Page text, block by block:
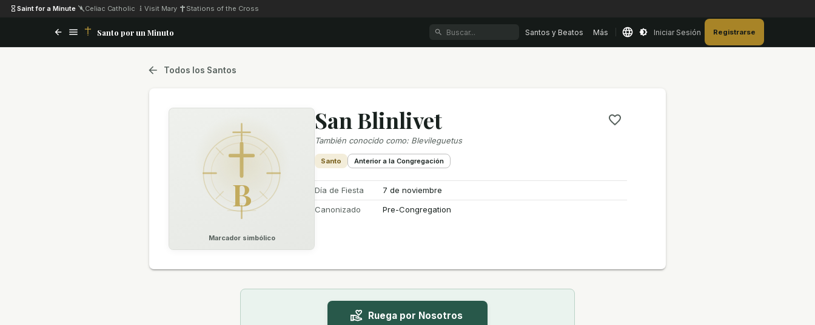
Saint for a Minute Celiac Catholic Visit Mary Stations of the Cross
Santo por un Minuto Santos y Beatos Más Iniciar Sesión Registrarse
Todos los Santos
B
Marcador simbólico
San Blinlivet
También conocido como: Blevileguetus
Santo Anterior a la Congregación
Día de Fiesta
7 de noviembre
Canonizado
Pre-Congregation
Ruega por Nosotros